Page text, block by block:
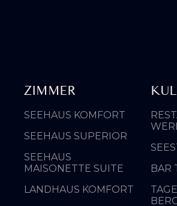
ZIMMER
SEEHAUS KOMFORT
SEEHAUS SUPERIOR
SEEHAUS
MAISONETTE SUITE
LANDHAUS KOMFORT
BAR